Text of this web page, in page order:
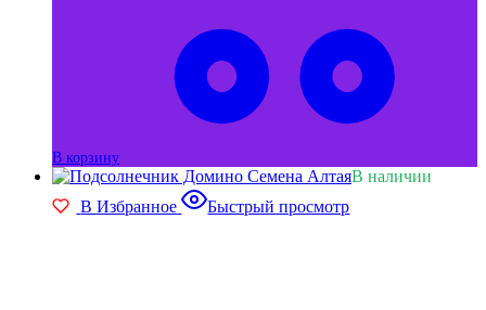
В корзину
В наличии
В Избранное
Быстрый просмотр